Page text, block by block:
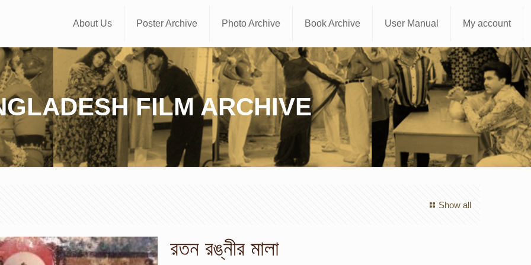
About Us Poster Archive Photo Archive Book Archive User Manual My account
FILM ARCHIVE
Show all
রতন রঙ্নীর মালা